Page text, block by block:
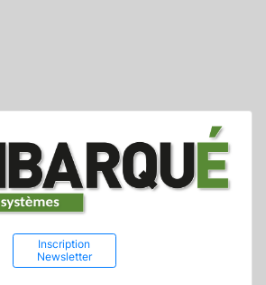
Inscription
Newsletter